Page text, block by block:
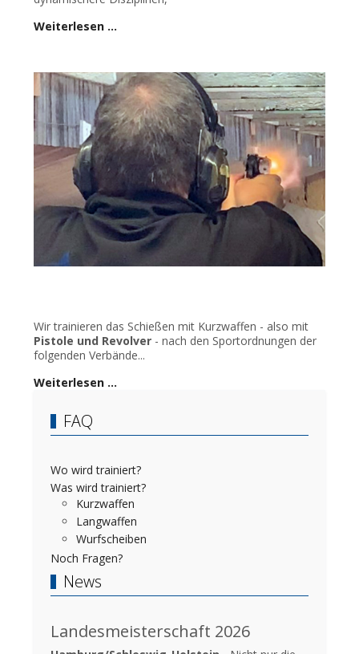
Weiterlesen …
Wir trainieren das Schießen mit Kurzwaffen - also mit
Pistole und Revolver - nach den Sportordnungen der
folgenden Verbände...
Weiterlesen …
FAQ
Wo wird trainiert?
Was wird trainiert?
Kurzwaffen
Langwaffen
Wurfscheiben
Noch Fragen?
News
Landesmeisterschaft 2026